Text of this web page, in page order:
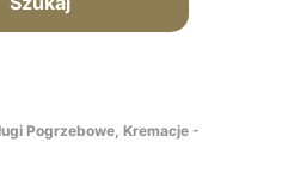
Pogrzebowe, Kremacje -